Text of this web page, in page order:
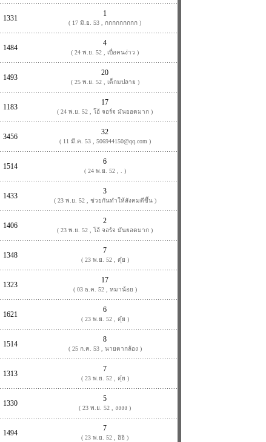
1331
1
( 17 มิ.ย. 53 , กกกกกกกกก )
1484
4
( 24 พ.ย. 52 , เบื่อคนง่าว )
1493
20
( 25 พ.ย. 52 , เด็กมปลาย )
1183
17
( 24 พ.ย. 52 , โอ้ จอร์จ มันยอดมาก )
3456
32
( 11 มี.ค. 53 , 506944150@qq.com )
1514
6
( 24 พ.ย. 52 , . )
1433
3
( 23 พ.ย. 52 , ช่วยกันทำให้สังคมดีขึ้น )
1406
2
( 23 พ.ย. 52 , โอ้ จอร์จ มันยอดมาก )
1348
7
( 23 พ.ย. 52 , ตุ๋ย )
1323
17
( 03 ธ.ค. 52 , หมาน้อย )
1621
6
( 23 พ.ย. 52 , ตุ๋ย )
1514
8
( 25 ก.ค. 53 , นายตากล้อง )
1313
7
( 23 พ.ย. 52 , ตุ๋ย )
1330
5
( 23 พ.ย. 52 , งงงง )
1494
7
( 23 พ.ย. 52 , อิอิ )